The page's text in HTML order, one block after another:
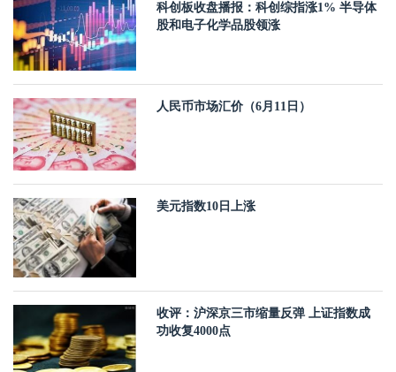
科创板收盘播报：科创综指涨1% 半导体
股和电子化学品股领涨
人民币市场汇价（6月11日）
美元指数10日上涨
收评：沪深京三市缩量反弹 上证指数成
功收复4000点